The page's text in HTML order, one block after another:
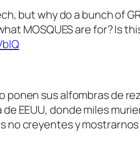
but why do a bunch of
MOSQUES are for? Is
ponen sus alfombras de
EEUU, donde miles
no creyentes y